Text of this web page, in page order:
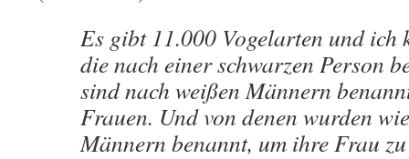
Es gibt 11.000 Vogelarten und ich
die nach einer schwarzen Person
sind nach weißen Männern
Frauen. Und von denen wurden
Männern benannt, um ihre Frau